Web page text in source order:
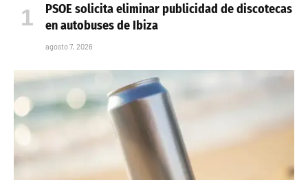
PSOE solicita eliminar publicidad de discotecas
en autobuses de Ibiza
agosto 7, 2026